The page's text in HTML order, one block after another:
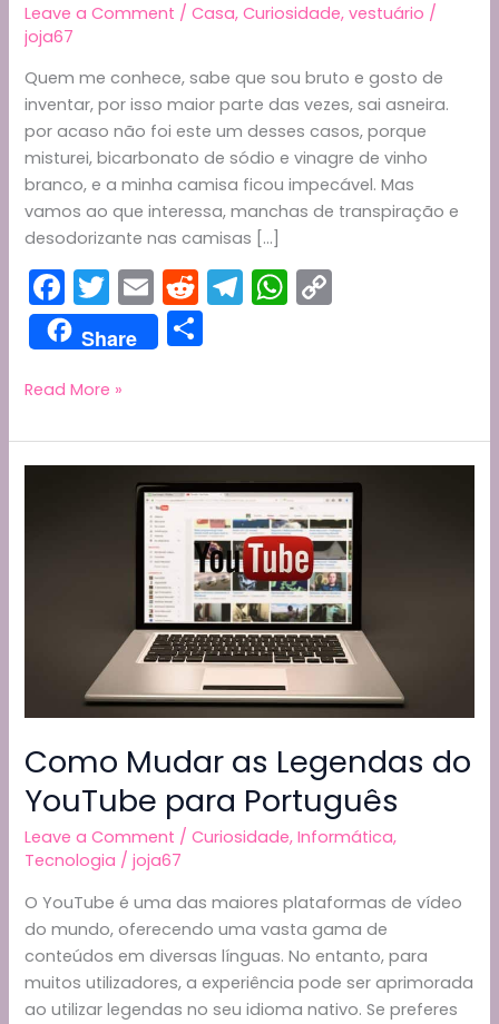
Leave a Comment /Casa,Curiosidade,vestuário /
joja67
Quem me conhece, sabe que sou bruto e gosto de
inventar, por isso maior parte das vezes, sai asneira.
por acaso não foi este um desses casos, porque
misturei, bicarbonato de sódio e vinagre de vinho
branco, e a minha camisa ficou impecável. Mas
vamos ao que interessa, manchas de transpiração e
desodorizante nas camisas […]
F
a
c
e
b
o
T
w
itt
er
E
m
ai
R
e
d
t
T
el
a
m
W
h
A
p
p
Li
n
k
Share
e
Como
Manchas
de
Read More »
Como Mudar as Legendas do
YouTube para Português
Leave a Comment /Curiosidade,Informática,
Tecnologia /joja67
O YouTube é uma das maiores plataformas de vídeo
do mundo, oferecendo uma vasta gama de
conteúdos em diversas línguas. No entanto, para
muitos utilizadores, a experiência pode ser aprimorada
ao utilizar legendas no seu idioma nativo. Se preferes